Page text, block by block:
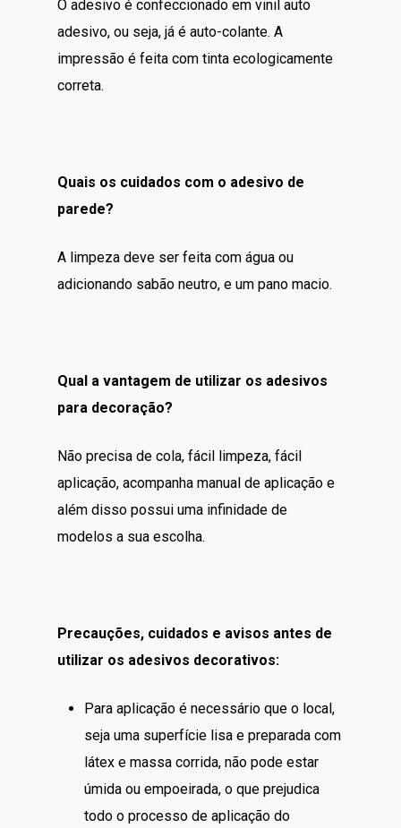
O adesivo é confeccionado em vinil auto
adesivo, ou seja, já é auto-colante. A
impressão é feita com tinta ecologicamente
correta.
Quais os cuidados com o adesivo de
parede?
A limpeza deve ser feita com água ou
adicionando sabão neutro, e um pano macio.
Qual a vantagem de utilizar os adesivos
para decoração?
Não precisa de cola, fácil limpeza, fácil
aplicação, acompanha manual de aplicação e
além disso possui uma infinidade de
modelos a sua escolha.
Precauções, cuidados e avisos antes de
utilizar os adesivos decorativos:
Para aplicação é necessário que o local,
seja uma superfície lisa e preparada com
látex e massa corrida, não pode estar
úmida ou empoeirada, o que prejudica
todo o processo de aplicação do